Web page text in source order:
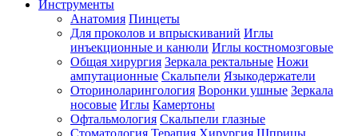
Инструменты
Анатомия Пинцеты
Для проколов и впрыскиваний Иглы
инъекционные и канюли Иглы костномозговые
Общая хирургия Зеркала ректальные Ножи
ампутационные Скальпели Языкодержатели
Оториноларингология Воронки ушные Зеркала
носовые Иглы Камертоны
Офтальмология Скальпели глазные
Стоматология Терапия Хирургия Шприцы